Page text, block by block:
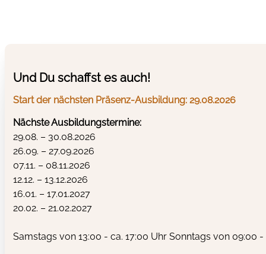
Und Du schaffst es auch!
Start der nächsten Präsenz-Ausbildung: 29.08.2026
Nächste Ausbildungstermine:
29.08. – 30.08.2026
26.09. – 27.09.2026
07.11. – 08.11.2026
12.12. – 13.12.2026
16.01. – 17.01.2027
20.02. – 21.02.2027
Samstags von 13:00 - ca. 17:00 Uhr Sonntags von 09:00 -